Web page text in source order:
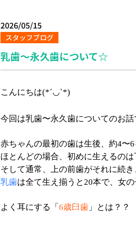
2026/05/15
スタッフブログ
乳歯〜永久歯について☆
こんにちは(*´◡`*)
今回は乳歯〜永久歯についてのお
赤ちゃんの最初の歯は生後、約4〜
ほとんどの場合、初めに生えるの
そして通常、上の前歯がそれに続
乳歯は全て生え揃うと20本で、女
よく耳にする「 6歳臼歯 」とは？？